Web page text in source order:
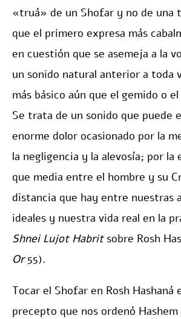
«truá» de un Shofar y no de una
que el primero expresa más
en cuestión que se asemeja a la
un sonido natural anterior a toda
más básico aún que el gemido o
Se trata de un sonido que puede
enorme dolor ocasionado por la
la negligencia y la alevosía; por la
que media entre el hombre y su
distancia que hay entre nuestras
ideales y nuestra vida real en la
Shnei Lujot Habritsobre Rosh
Or55).
Tocar el Shofar en Rosh Hashaná
precepto que nos ordenó